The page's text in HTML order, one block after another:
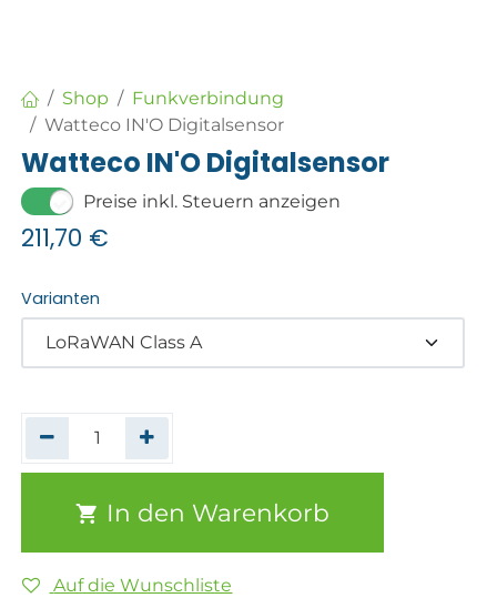
Shop
Funkverbindung
Watteco IN'O Digitalsensor
Watteco IN'O Digitalsensor
Preise inkl. Steuern anzeigen
211,70 €
Varianten
In den Warenkorb
Auf die Wunschliste